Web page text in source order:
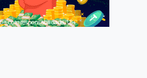
com responsabilidade. 18+